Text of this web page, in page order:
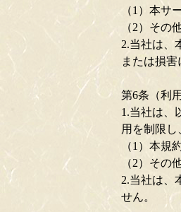
（1）本サ
（2）その
2.当社は、
または損
第6条（利
1.当社は、
用を制限し
（1）本規
（2）その
2.当社は、
せん。